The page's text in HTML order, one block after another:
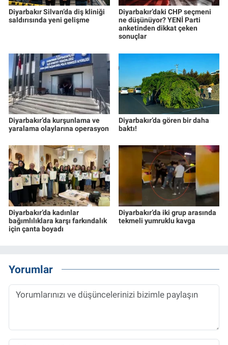
Diyarbakır Silvan’da diş kliniği
saldırısında yeni gelişme
Diyarbakır’daki CHP seçmeni
ne düşünüyor? YENİ Parti
anketinden dikkat çeken
sonuçlar
Diyarbakır’da kurşunlama ve
yaralama olaylarına operasyon
Diyarbakır’da gören bir daha
baktı!
Diyarbakır’da kadınlar
bağımlılıklara karşı farkındalık
için çanta boyadı
Diyarbakır’da iki grup arasında
tekmeli yumruklu kavga
Yorumlar